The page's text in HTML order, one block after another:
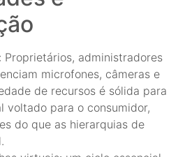
Proprietários, administradores
microfones, câmeras e
de recursos é sólida para
voltado para o consumidor,
do que as hierarquias de